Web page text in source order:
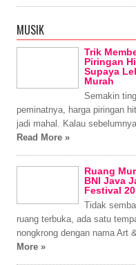
MUSIK
Trik
Piringan
Supaya
Murah
Semakin
peminatnya, harga piringan
jadi mahal. Kalau
Read More »
Ruang
BNI Java
Festival
Tidak
ruang terbuka, ada satu
nongkrong dengan nama Art &
More »